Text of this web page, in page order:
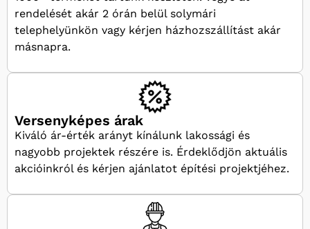
rendelését akár 2 órán belül solymári
telephelyünkön vagy kérjen házhozszállítást akár
másnapra.
Versenyképes árak
Kiváló ár-érték arányt kínálunk lakossági és
nagyobb projektek részére is. Érdeklődjön aktuális
akcióinkról és kérjen ajánlatot építési projektjéhez.